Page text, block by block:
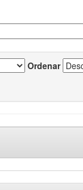
Ordenar